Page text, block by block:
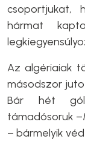
csoportjukat,
hármat
Az algériaiak
másodszor
Bár hét
támadósoruk
– bármelyik